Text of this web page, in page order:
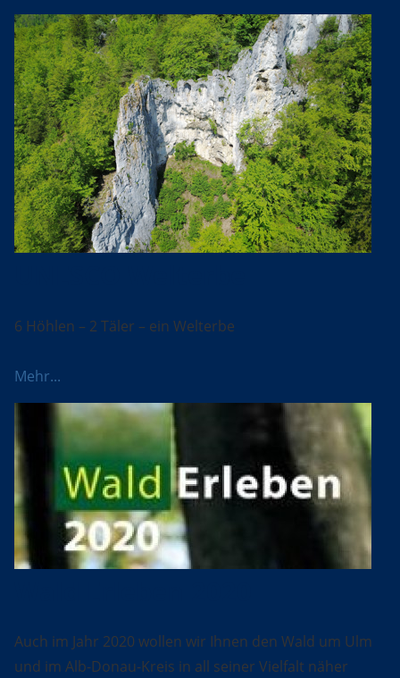
6 Höhlen – 2 Täler – ein Welterbe
Mehr...
Auch im Jahr 2020 wollen wir Ihnen den Wald um Ulm
und im Alb-Donau-Kreis in all seiner Vielfalt näher